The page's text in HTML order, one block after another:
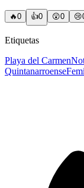
🔥0 👍0 😲0 😢
Etiquetas
Playa del Carmen
Quintanarroense